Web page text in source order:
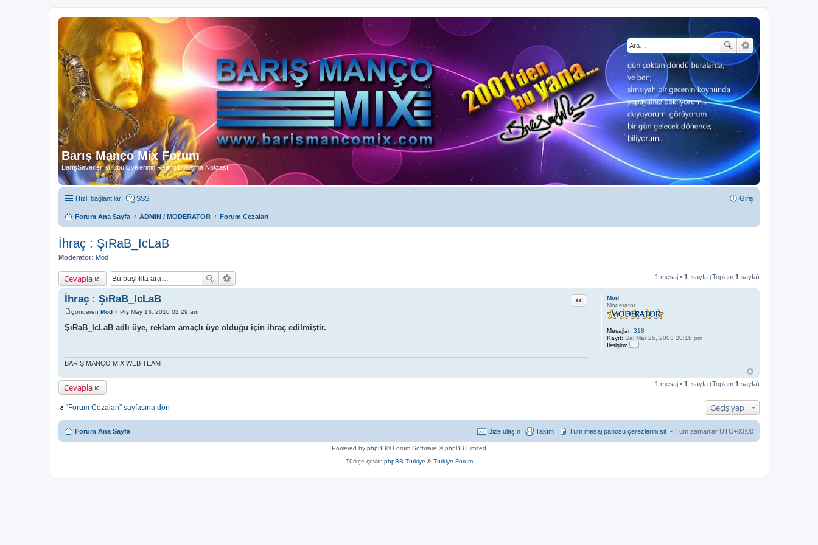
Barış Manço Mix Forum
BarışSeverler Kulübü Üyelerinin Resmi Buluşma Noktası
Hızlı bağlantılar SSS Giriş
Forum Ana Sayfa ADMIN / MODERATOR Forum Cezaları
İhraç : ŞıRaB_IcLaB
Moderatör: Mod
Cevapla 1 mesaj • 1 . sayfa (Toplam 1 sayfa)
Mod
Moderator
Mesajlar: 318
Kayıt: Sal Mar 25, 2003 20:18 pm
İletişim:
İhraç : ŞıRaB_IcLaB Alıntı
M
e
s
gönderen Mod » Prş May 13, 2010 02:29 am
ŞıRaB_IcLaB adlı üye, reklam amaçlı üye olduğu için ihraç edilmiştir.
BARIŞ MANÇO MIX WEB TEAM
Cevapla 1 mesaj • 1 . sayfa (Toplam 1 sayfa)
“Forum Cezaları” sayfasına dön Geçiş yap
Forum Ana Sayfa Tüm zamanlar UTC+03:00
Tüm mesaj panosu çerezlerini sil
Takım
Bize ulaşın
Powered by phpBB® Forum Software © phpBB Limited
Türkçe çeviri: phpBB Türkiye & Türkiye Forum